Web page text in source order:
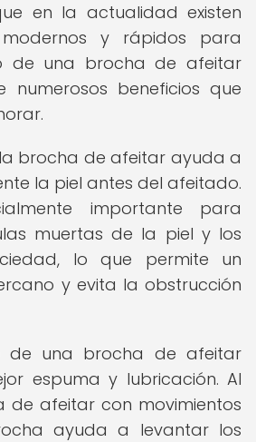
en la actualidad existen
y rápidos para
de una brocha de afeitar
numerosos beneficios que
brocha de afeitar ayuda a
la piel antes del afeitado.
importante para
muertas de la piel y los
lo que permite un
y evita la obstrucción
de una brocha de afeitar
espuma y lubricación. Al
de afeitar con movimientos
ayuda a levantar los